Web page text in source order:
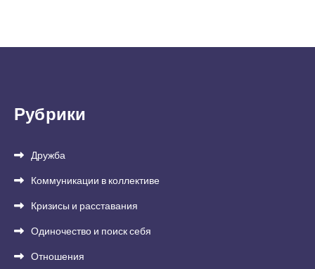
Рубрики
Дружба
Коммуникации в коллективе
Кризисы и расставания
Одиночество и поиск себя
Отношения